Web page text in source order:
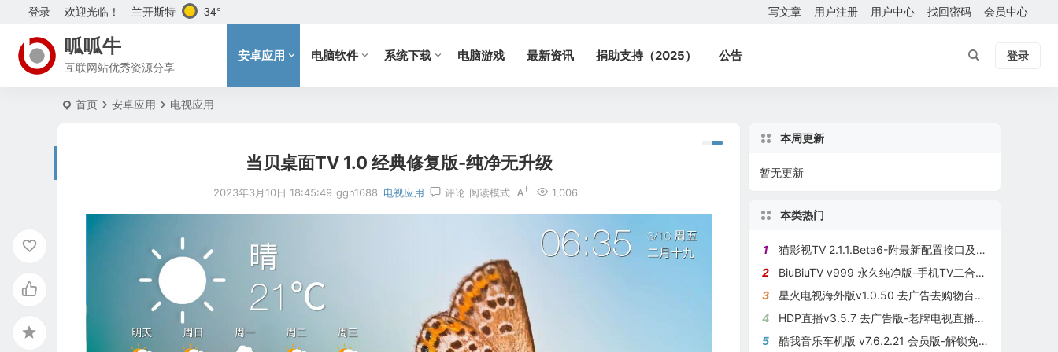
欢迎光临！
登录 兰开斯特 34° 写文章 用户注册 用户中心 找回密码 会员中心
呱呱牛
互联网站优秀资源分享
安卓应用 电脑软件 系统下载 电脑游戏 最新资讯 捐助支持（2025） 公告 登录
首页 安卓应用 电视应用
当贝桌面TV 1.0 经典修复版-纯净无升级
2023年3月10日 18:45:49 ggn1688 电视应用 评论 1,006
阅读模式
本周更新
暂无更新
本类热门
1
猫影视TV 2.1.1.Beta6-附最新配置接口及本地接口【6月16日更新】
2
BiuBiuTV v999 永久纯净版-手机TV二合一聚合版（更新接口）
3
星火电视海外版v1.0.50 去广告去购物台优化版
4
HDP直播v3.5.7 去广告版-老牌电视直播应用-8月8日最新修复可用
5
酷我音乐车机版 v7.6.2.21 会员版-解锁免费播放及下载无损音乐歌曲